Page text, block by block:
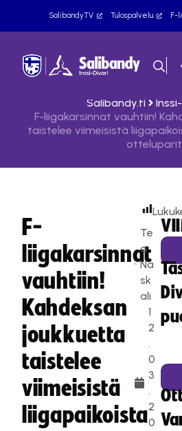
SalibandyTV Tulospalvelu F-
Salibandy.fi
F-liigakarsinnat vauhtiin!
taistelee viimeisistä
otteluparit
F-
liigakarsinnat
vauhtiin!
Kahdeksan
joukkuetta
taistelee
viimeisistä
liigapaikoista
Te
a
Na
sk
ali
1
2
.
0
3
.
2
0